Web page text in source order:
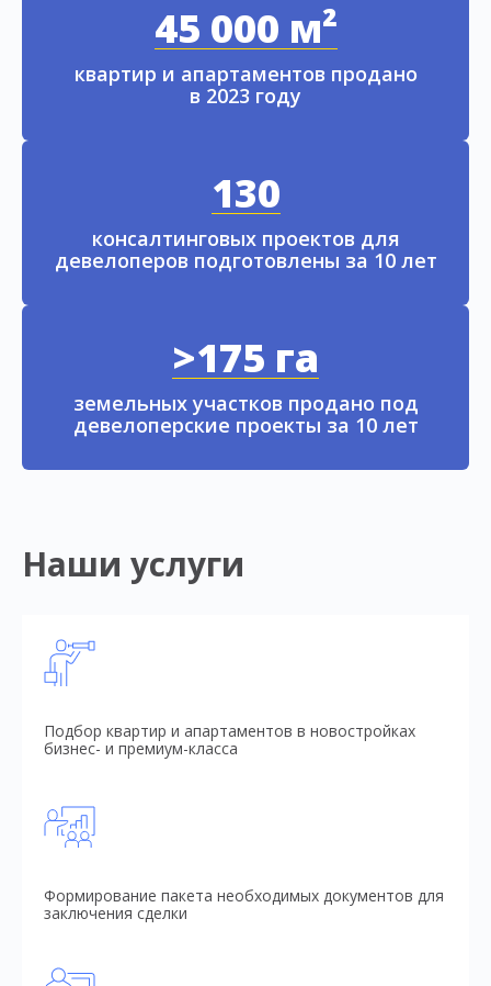
45 000 м²
квартир и апартаментов продано
в 2023 году
130
консалтинговых проектов для
девелоперов подготовлены за 10 лет
>175 га
земельных участков продано под
девелоперские проекты за 10 лет
Наши услуги
Подбор квартир и апартаментов в новостройках
бизнес- и премиум-класса
Формирование пакета необходимых документов для
заключения сделки